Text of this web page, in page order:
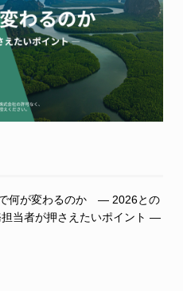
何が変わるのか ― 2026との
当者が押さえたいポイント ―